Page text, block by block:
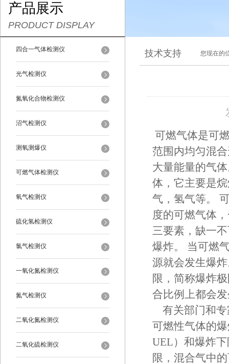
产品展示
PRODUCT DISPLAY
四合一气体检测仪
光气检测仪
氮氧化合物检测仪
沼气检测仪
测氧测爆仪
可燃气体检测仪
氧气检测仪
硫化氢检测仪
氯气检测仪
一氧化氮检测仪
氮气检测仪
二氧化氮检测仪
二氧化硫检测仪
技术支持 您现在的
可燃气体是可
范围内均匀混
大量能量的气
体，它主要是
气，氢气等。
度的可燃气体
三要素，缺一
爆炸。 当可燃
源就会发生爆
限，简称爆炸
合比例上都会
有关部门和专
可燃性气体的
UEL）和爆炸
限，混合气中